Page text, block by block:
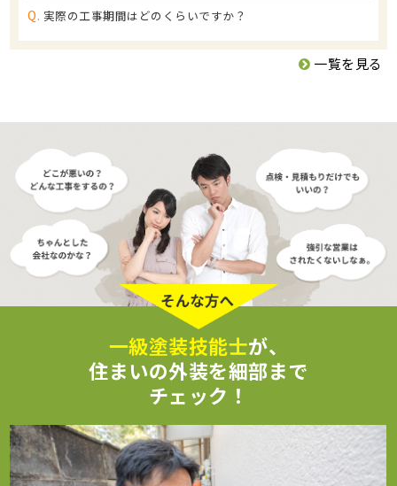
Q. 実際の工事期間はどのくらいですか？
一覧を見る
一級塗装技能士が、
住まいの外装を細部まで
チェック！